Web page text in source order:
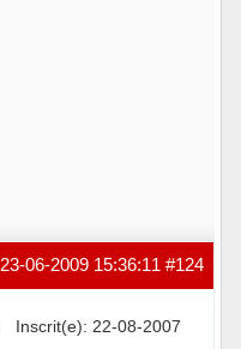
#124
23-06-2009 15:36:11
Inscrit(e): 22-08-2007